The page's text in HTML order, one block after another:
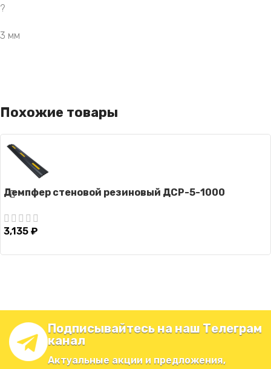
?
3 мм
Похожие товары
Демпфер стеновой резиновый ДСР-5-1000
3,135 ₽
Подписывайтесь на наш Телеграм
канал
Актуальные акции и предложения,